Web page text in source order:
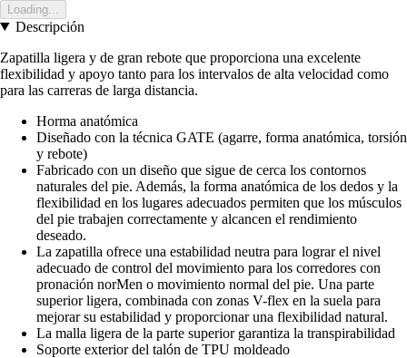
Loading...
Descripción
Zapatilla ligera y de gran rebote que proporciona una excelente
flexibilidad y apoyo tanto para los intervalos de alta velocidad como
para las carreras de larga distancia.
Horma anatómica
Diseñado con la técnica GATE (agarre, forma anatómica, torsión
y rebote)
Fabricado con un diseño que sigue de cerca los contornos
naturales del pie. Además, la forma anatómica de los dedos y la
flexibilidad en los lugares adecuados permiten que los músculos
del pie trabajen correctamente y alcancen el rendimiento
deseado.
La zapatilla ofrece una estabilidad neutra para lograr el nivel
adecuado de control del movimiento para los corredores con
pronación norMen o movimiento normal del pie. Una parte
superior ligera, combinada con zonas V-flex en la suela para
mejorar su estabilidad y proporcionar una flexibilidad natural.
La malla ligera de la parte superior garantiza la transpirabilidad
Soporte exterior del talón de TPU moldeado